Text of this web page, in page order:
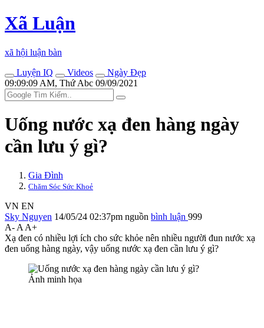
Xã Luận
xã hội luận bàn
Luyện IQ
Videos
Ngày Đẹp
09:09:09 AM, Thứ Abc 09/09/2021
Uống nước xạ đen hàng ngày
cần lưu ý gì?
Gia Đình
Chăm Sóc Sức Khoẻ
VN EN
Sky Nguyen 14/05/24 02:37pm nguồn bình luận 999
A- A A+
Xạ đen có nhiều lợi ích cho sức khỏe nên nhiều người đun nước xạ
đen uống hàng ngày, vậy uống nước xạ đen cần lưu ý gì?
Ảnh minh họa